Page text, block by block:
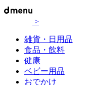
>
雑貨・日用品
食品・飲料
健康
ベビー用品
おでかけ